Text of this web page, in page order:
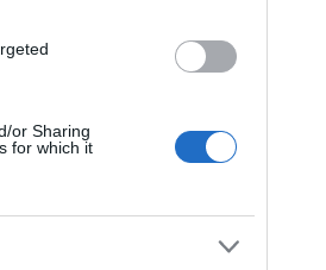
or Sharing
for which it
Támogatásodat
is megteheted: Papp
Bank, 10918001-
Közlemény: Fővárosi
A legújabb